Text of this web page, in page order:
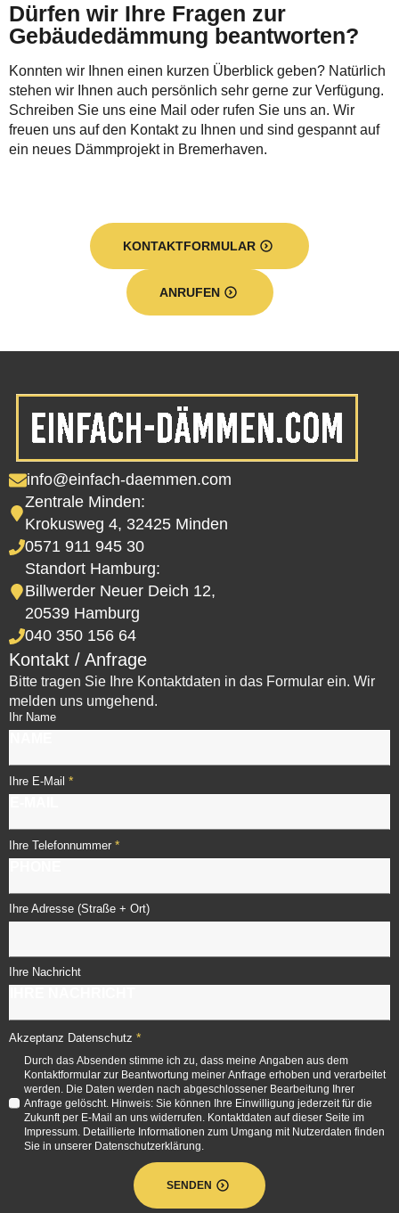
Dürfen wir Ihre Fragen zur
Gebäudedämmung beantworten?
Konnten wir Ihnen einen kurzen Überblick geben? Natürlich
stehen wir Ihnen auch persönlich sehr gerne zur Verfügung.
Schreiben Sie uns eine Mail oder rufen Sie uns an. Wir
freuen uns auf den Kontakt zu Ihnen und sind gespannt auf
ein neues Dämmprojekt in Bremerhaven.
KONTAKTFORMULAR
ANRUFEN
info@einfach-daemmen.com
Zentrale Minden:
Krokusweg 4, 32425 Minden
0571 911 945 30
Standort Hamburg:
Billwerder Neuer Deich 12,
20539 Hamburg
040 350 156 64
Kontakt / Anfrage
Bitte tragen Sie Ihre Kontaktdaten in das Formular ein. Wir
melden uns umgehend.
Ihr Name
Ihre E-Mail *
Ihre Telefonnummer *
Ihre Adresse (Straße + Ort)
Ihre Nachricht
Akzeptanz Datenschutz *
Durch das Absenden stimme ich zu, dass meine Angaben aus dem
Kontaktformular zur Beantwortung meiner Anfrage erhoben und verarbeitet
werden. Die Daten werden nach abgeschlossener Bearbeitung Ihrer
Anfrage gelöscht. Hinweis: Sie können Ihre Einwilligung jederzeit für die
Zukunft per E-Mail an uns widerrufen. Kontaktdaten auf dieser Seite im
Impressum. Detaillierte Informationen zum Umgang mit Nutzerdaten finden
Sie in unserer Datenschutzerklärung.
SENDEN